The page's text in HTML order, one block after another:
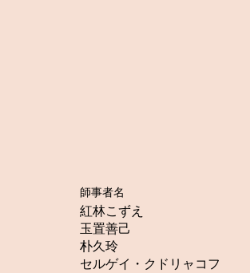
​師事者名
紅林こずえ
玉置善己
朴久玲
セルゲイ・クドリャコフ